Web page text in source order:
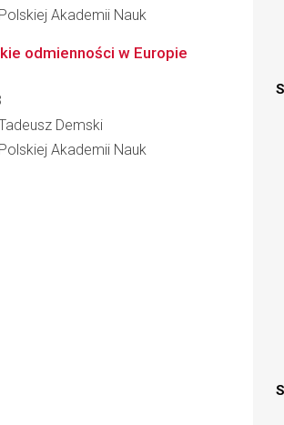
Akademii Nauk
odmienności w Europie
Demski
Akademii Nauk